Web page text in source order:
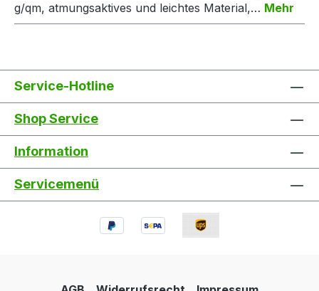
g/qm, atmungsaktives und leichtes Material,… Mehr
Service-Hotline
Shop Service
Information
Servicemenü